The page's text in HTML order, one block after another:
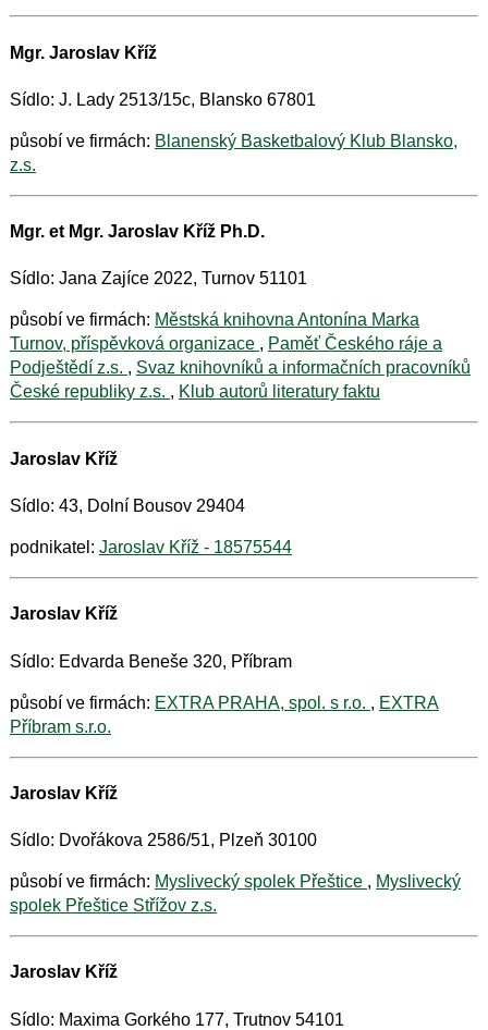
Mgr. Jaroslav Kříž
Sídlo: J. Lady 2513/15c, Blansko 67801
působí ve firmách: Blanenský Basketbalový Klub Blansko,
z.s.
Mgr. et Mgr. Jaroslav Kříž Ph.D.
Sídlo: Jana Zajíce 2022, Turnov 51101
působí ve firmách: Městská knihovna Antonína Marka
Turnov, příspěvková organizace , Paměť Českého ráje a
Podještědí z.s. , Svaz knihovníků a informačních pracovníků
České republiky z.s. , Klub autorů literatury faktu
Jaroslav Kříž
Sídlo: 43, Dolní Bousov 29404
podnikatel: Jaroslav Kříž - 18575544
Jaroslav Kříž
Sídlo: Edvarda Beneše 320, Příbram
působí ve firmách: EXTRA PRAHA, spol. s r.o. , EXTRA
Příbram s.r.o.
Jaroslav Kříž
Sídlo: Dvořákova 2586/51, Plzeň 30100
působí ve firmách: Myslivecký spolek Přeštice , Myslivecký
spolek Přeštice Střížov z.s.
Jaroslav Kříž
Sídlo: Maxima Gorkého 177, Trutnov 54101